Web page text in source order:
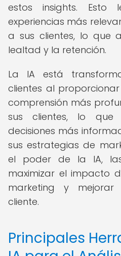
estos insights. Esto
experiencias más
a sus clientes, lo que
lealtad y la retención.
La IA está
clientes al
comprensión más
sus clientes, lo
decisiones más
sus estrategias de
el poder de la IA,
maximizar el impacto
marketing y
cliente.
Principales